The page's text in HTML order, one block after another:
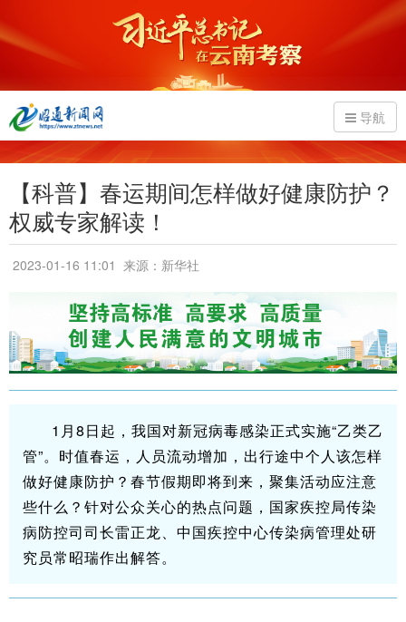
导航
【科普】春运期间怎样做好健康防护？
权威专家解读！
2023-01-16 11:01 来源：新华社
1月8日起，我国对新冠病毒感染正式实施“乙类乙
管”。时值春运，人员流动增加，出行途中个人该怎样
做好健康防护？春节假期即将到来，聚集活动应注意
些什么？针对公众关心的热点问题，国家疾控局传染
病防控司司长雷正龙、中国疾控中心传染病管理处研
究员常昭瑞作出解答。